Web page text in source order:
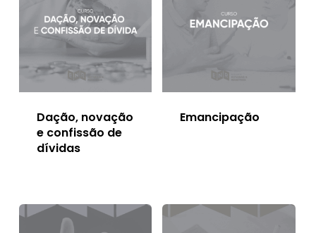
Dação, novação
e confissão de
dívidas
Emancipação